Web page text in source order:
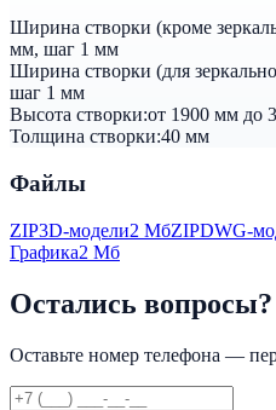
Ширина створки (кроме
мм, шаг 1 мм
Ширина створки (для
шаг 1 мм
Высота створки:от 1900 мм до
Толщина створки:40 мм
Файлы
ZIP3D-модели2 МбZIPDWG-
Графика2 Мб
Остались вопросы?
Оставьте номер телефона —